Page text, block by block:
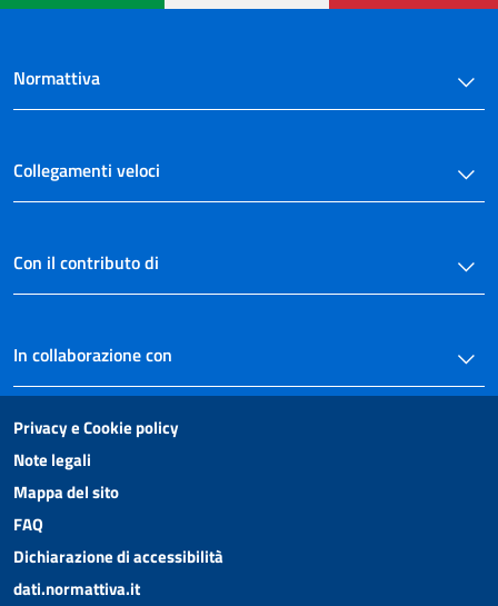
Normattiva
Collegamenti veloci
Con il contributo di
In collaborazione con
Privacy e Cookie policy
Note legali
Mappa del sito
FAQ
Dichiarazione di accessibilità
dati.normattiva.it